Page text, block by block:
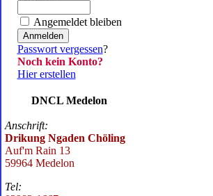
Angemeldet bleiben
Passwort vergessen?
Noch kein Konto?
Hier erstellen
DNCL Medelon
Anschrift:
Drikung Ngaden Chöling
Auf'm Rain 13
59964 Medelon
Tel: